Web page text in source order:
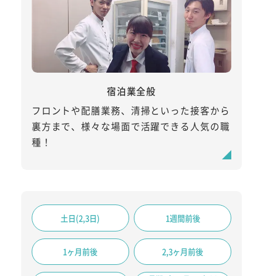
宿泊業全般
フロントや配膳業務、清掃といった接客から
裏方まで、様々な場面で活躍できる人気の職
種！
土日(2,3日) 1週間前後
1ヶ月前後 2,3ヶ月前後